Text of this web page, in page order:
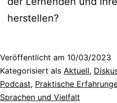
herstellen?
Veröffentlicht am 10/03/2023
Kategorisiert als Aktuell,
Podcast, Praktische
Sprachen und Vielfalt